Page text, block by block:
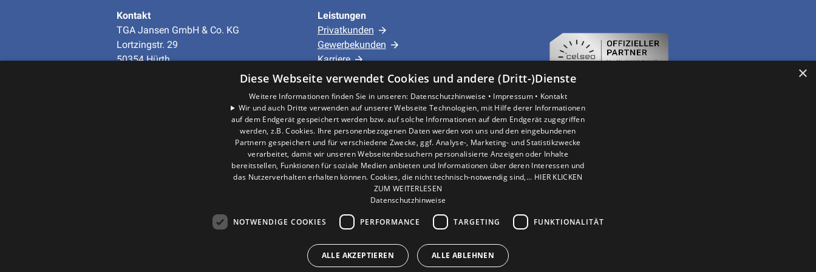
Kontakt
TGA Jansen GmbH & Co. KG
Lortzingstr. 29
50354 Hürth
+49 (0)2233-97938-0
Leistungen
Privatkunden
Gewerbekunden
Karriere
Unternehmen
Standort
Hürth
×
Diese Webseite verwendet Cookies und andere (Dritt-)Dienste
Weitere Informationen finden Sie in unseren: Datenschutzhinweise • Impressum • Kontakt
Wir und auch Dritte verwenden auf unserer Webseite Technologien, mit Hilfe derer Informationen
auf dem Endgerät gespeichert werden bzw. auf solche Informationen auf dem Endgerät zugegriffen
werden, z.B. Cookies. Ihre personenbezogenen Daten werden von uns und den eingebundenen
Partnern gespeichert und für verschiedene Zwecke, ggf. Analyse-, Marketing- und Statistikzwecke
verarbeitet, damit wir unseren Webseitenbesuchern personalisierte Anzeigen oder Inhalte
bereitstellen, Funktionen für soziale Medien anbieten und Informationen über deren Interessen und
das Nutzerverhalten erhalten können. Cookies, die nicht technisch-notwendig sind,... HIER KLICKEN
ZUM WEITERLESEN
Datenschutzhinweise
NOTWENDIGE COOKIES PERFORMANCE TARGETING FUNKTIONALITÄT
ALLE AKZEPTIEREN ALLE ABLEHNEN